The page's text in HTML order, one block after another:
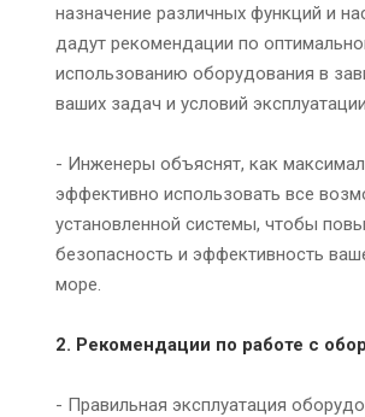
назначение различных функций и
дадут рекомендации по
использованию оборудования в
ваших задач и условий
- Инженеры объяснят, как
эффективно использовать все
установленной системы, чтобы
безопасность и эффективность
море.
2. Рекомендации по работе с
- Правильная эксплуатация